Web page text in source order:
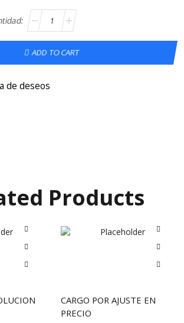
ADD TO CART
de deseos
Products
CARGO POR AJUSTE EN
PRECIO